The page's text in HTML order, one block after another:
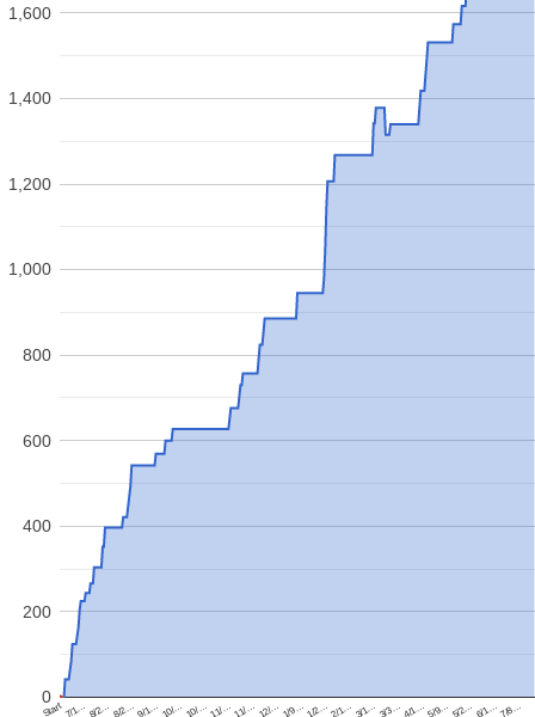
Start7/1… 8/2… 8/2…9/1… 10/… 10/…11/…11/… 12/… 1/9…1/2…2/1… 3/1… 3/3… 4/1…5/9… 5/2… 6/1…7/8…
0
200
400
600
800
1,000
1,200
1,400
1,600